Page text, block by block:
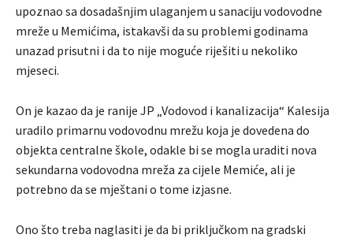
upoznao sa dosadašnjim ulaganjem u sanaciju vodovodne
mreže u Memićima, istakavši da su problemi godinama
unazad prisutni i da to nije moguće riješiti u nekoliko
mjeseci.
On je kazao da je ranije JP „Vodovod i kanalizacija“ Kalesija
uradilo primarnu vodovodnu mrežu koja je dovedena do
objekta centralne škole, odakle bi se mogla uraditi nova
sekundarna vodovodna mreža za cijele Memiće, ali je
potrebno da se mještani o tome izjasne.
Ono što treba naglasiti je da bi priključkom na gradski